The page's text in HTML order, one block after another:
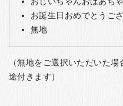
お誕生日おめでとうご
無地
（無地をご選択いただいた
途付きます）